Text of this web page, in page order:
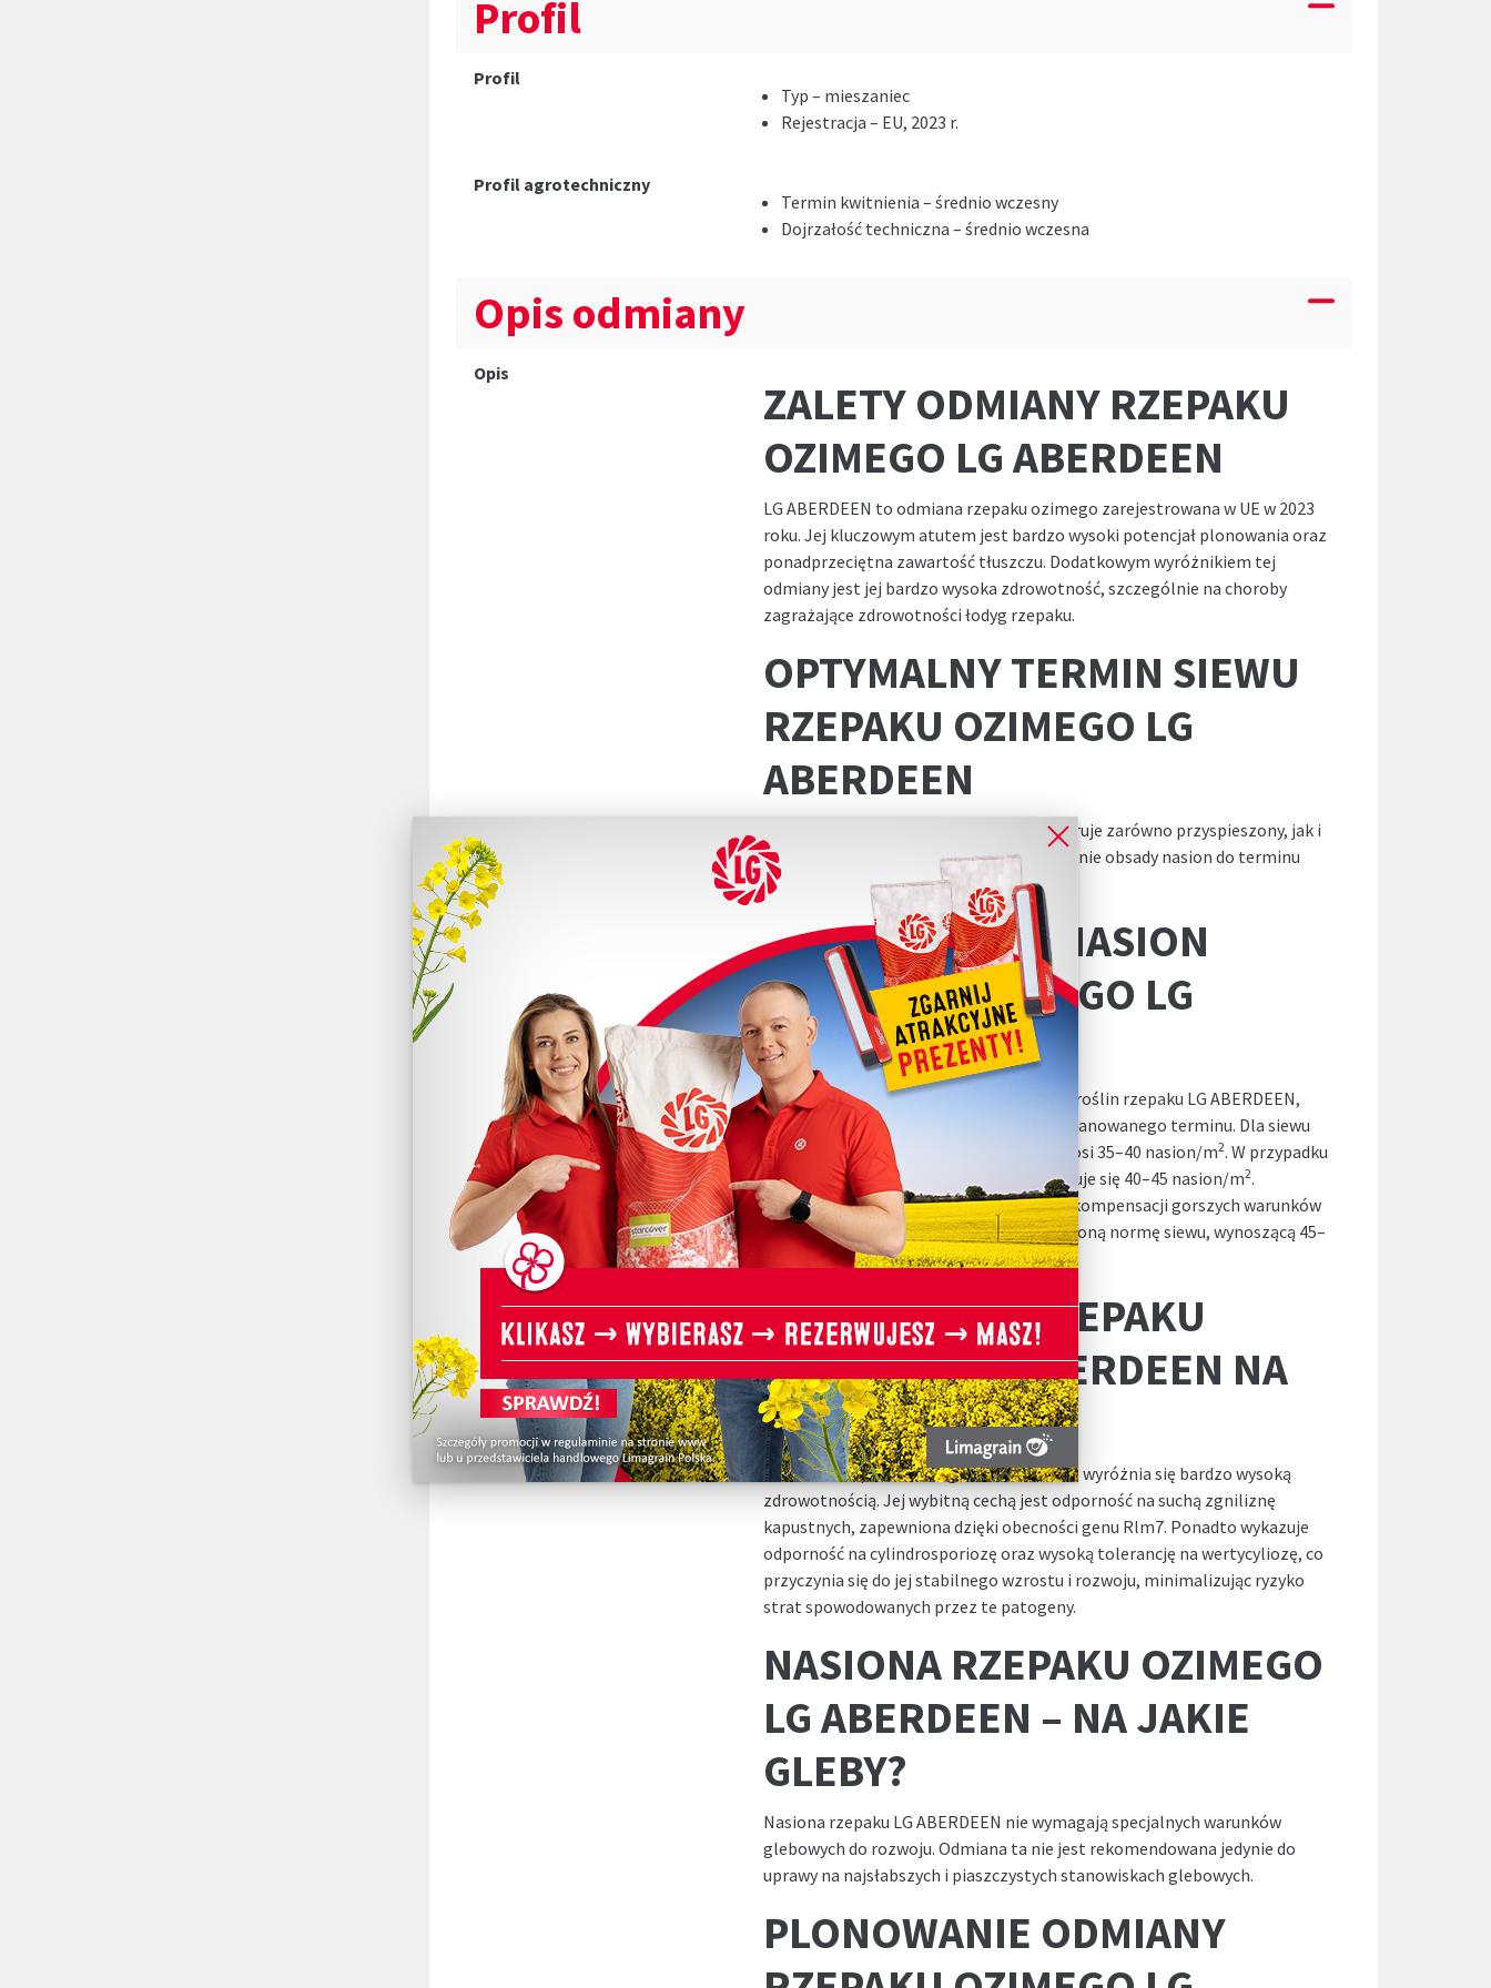
Profil
Profil
Typ – mieszaniec
Rejestracja – EU, 2023 r.
Profil agrotechniczny
Termin kwitnienia – średnio wczesny
Dojrzałość techniczna – średnio wczesna
Opis odmiany
Opis
ZALETY ODMIANY RZEPAKU
OZIMEGO LG ABERDEEN
LG ABERDEEN to odmiana rzepaku ozimego zarejestrowana w UE w 2023
roku. Jej kluczowym atutem jest bardzo wysoki potencjał plonowania oraz
ponadprzeciętna zawartość tłuszczu. Dodatkowym wyróżnikiem tej
odmiany jest jej bardzo wysoka zdrowotność, szczególnie na choroby
zagrażające zdrowotności łodyg rzepaku.
OPTYMALNY TERMIN SIEWU
RZEPAKU OZIMEGO LG
ABERDEEN
Rzepak ozimy LG ABERDEEN dobrze toleruje zarówno przyspieszony, jak i
opóźniony siew. Kluczowe jest dostosowanie obsady nasion do terminu
siewu.
NORMA SIEWU NASION
RZEPAKU OZIMEGO LG
ABERDEEN
W celu zapewnienia odpowiedniej obsady roślin rzepaku LG ABERDEEN,
należy dopasować normę siewu do jego planowanego terminu. Dla siewu
wczesnego zalecana norma wysiewu wynosi 35–40 nasion/m2. W przypadku
siewu w optymalnym terminie rekomenduje się 40–45 nasion/m2.
Natomiast przy siewie późnym, w celu rekompensacji gorszych warunków
rozwojowych, należy zastosować zwiększoną normę siewu, wynoszącą 45–
50 nasion/m2.
ODPORNOŚĆ RZEPAKU
OZIMEGO LG ABERDEEN NA
CHOROBY
Odmiana rzepaku ozimego LG ABERDEEN wyróżnia się bardzo wysoką
zdrowotnością. Jej wybitną cechą jest odporność na suchą zgniliznę
kapustnych, zapewniona dzięki obecności genu Rlm7. Ponadto wykazuje
odporność na cylindrosporiozę oraz wysoką tolerancję na wertycyliozę, co
przyczynia się do jej stabilnego wzrostu i rozwoju, minimalizując ryzyko
strat spowodowanych przez te patogeny.
NASIONA RZEPAKU OZIMEGO
LG ABERDEEN – NA JAKIE
GLEBY?
Nasiona rzepaku LG ABERDEEN nie wymagają specjalnych warunków
glebowych do rozwoju. Odmiana ta nie jest rekomendowana jedynie do
uprawy na najsłabszych i piaszczystych stanowiskach glebowych.
PLONOWANIE ODMIANY